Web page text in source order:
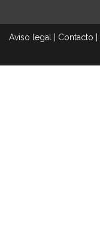
Aviso legal Contacto